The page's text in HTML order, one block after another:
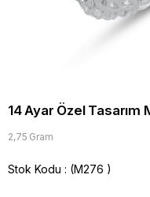
14 Ayar Özel Tasarım
2,75 Gram
Stok Kodu (M276 )